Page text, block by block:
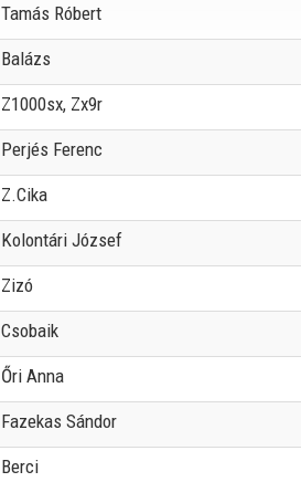
Tamás Róbert
Balázs
Z1000sx, Zx9r
Perjés Ferenc
Z.Cika
Kolontári József
Zizó
Csobaik
Őri Anna
Fazekas Sándor
Berci